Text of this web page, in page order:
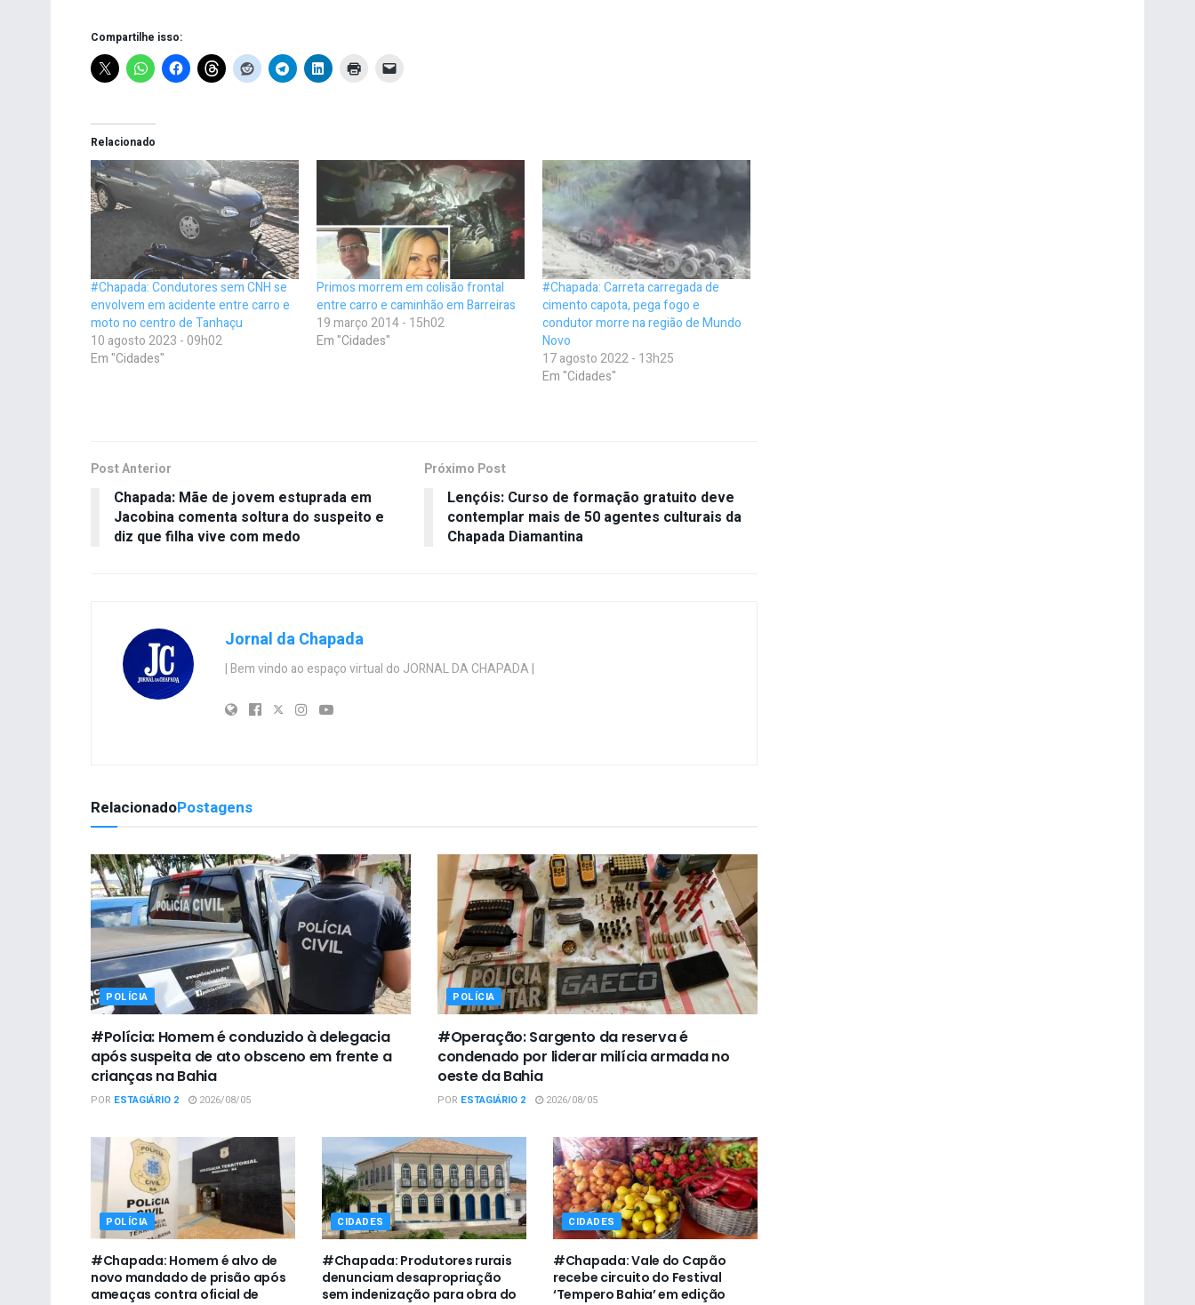
Compartilhe isso:
Relacionado
#Chapada: Condutores sem CNH se
envolvem em acidente entre carro e
moto no centro de Tanhaçu
10 agosto 2023 - 09h02
Em "Cidades"
Primos morrem em colisão frontal
entre carro e caminhão em Barreiras
19 março 2014 - 15h02
Em "Cidades"
#Chapada: Carreta carregada de
cimento capota, pega fogo e
condutor morre na região de Mundo
Novo
17 agosto 2022 - 13h25
Em "Cidades"
Post Anterior
Chapada: Mãe de jovem estuprada em
Jacobina comenta soltura do suspeito e
diz que filha vive com medo
Próximo Post
Lençóis: Curso de formação gratuito deve
contemplar mais de 50 agentes culturais da
Chapada Diamantina
Jornal da Chapada
| Bem vindo ao espaço virtual do JORNAL DA CHAPADA |
RelacionadoPostagens
POLÍCIA
#Polícia: Homem é conduzido à delegacia
após suspeita de ato obsceno em frente a
crianças na Bahia
POR ESTAGIÁRIO 2 2026/08/05
POLÍCIA
#Operação: Sargento da reserva é
condenado por liderar milícia armada no
oeste da Bahia
POR ESTAGIÁRIO 2 2026/08/05
POLÍCIA
#Chapada: Homem é alvo de
novo mandado de prisão após
ameaças contra oficial de
CIDADES
#Chapada: Produtores rurais
denunciam desapropriação
sem indenização para obra do
CIDADES
#Chapada: Vale do Capão
recebe circuito do Festival
‘Tempero Bahia’ em edição